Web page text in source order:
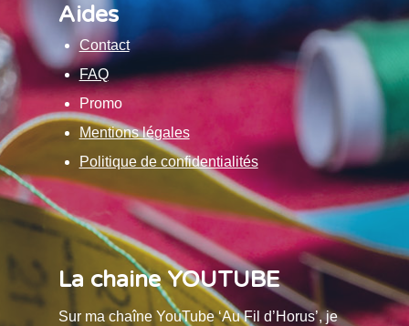
Aides
Contact
FAQ
Promo
Mentions légales
Politique de confidentialités
La chaine YOUTUBE
Sur ma chaîne YouTube ‘Au Fil d’Horus’, je